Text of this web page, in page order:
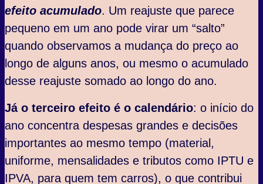
efeito acumulado. Um reajuste que parece
pequeno em um ano pode virar um “salto”
quando observamos a mudança do preço ao
longo de alguns anos, ou mesmo o acumulado
desse reajuste somado ao longo do ano.
Já o terceiro efeito é o calendário: o início do
ano concentra despesas grandes e decisões
importantes ao mesmo tempo (material,
uniforme, mensalidades e tributos como IPTU e
IPVA, para quem tem carros), o que contribui